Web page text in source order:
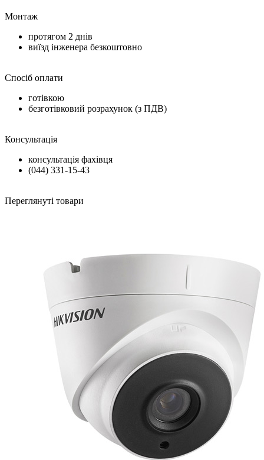
Монтаж
протягом 2 днів
виїзд інженера безкоштовно
Спосіб оплати
готівкою
безготівковий розрахунок (з ПДВ)
Консультація
консультація фахівця
(044) 331-15-43
Переглянуті товари